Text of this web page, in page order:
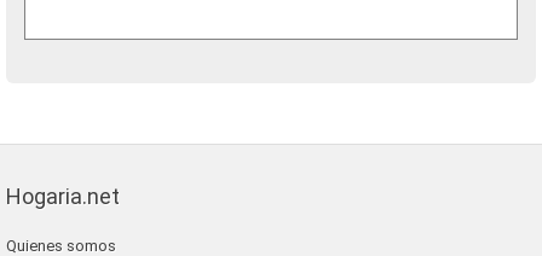
Hogaria.net
Quienes somos